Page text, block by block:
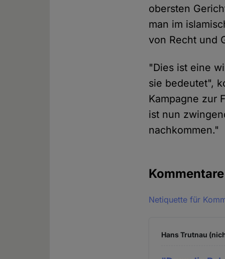
obersten
man im
von Recht und
"Dies ist eine
sie bedeutet",
Kampagne zur
ist nun
nachkommen."
Kommentare
Netiquette für
Hans Trutnau